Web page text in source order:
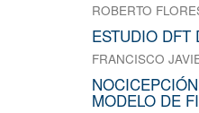
ROBERTO
ESTUDIO DFT
FRANCISCO
MODELO DE